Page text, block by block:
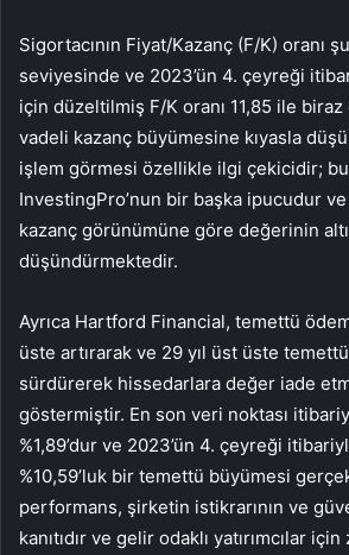
Sigortacının Fiyat/Kazanç (F/K) oranı
seviyesinde ve 2023’ün 4. çeyreği
için düzeltilmiş F/K oranı 11,85 ile biraz
vadeli kazanç büyümesine kıyasla
işlem görmesi özellikle ilgi çekicidir;
InvestingPro’nun bir başka ipucudur
kazanç görünümüne göre değerinin
düşündürmektedir.
Ayrıca Hartford Financial, temettü
üste artırarak ve 29 yıl üst üste
sürdürerek hissedarlara değer iade
göstermiştir. En son veri noktası
%1,89’dur ve 2023’ün 4. çeyreği
%10,59’luk bir temettü büyümesi
performans, şirketin istikrarının ve
kanıtıdır ve gelir odaklı yatırımcılar